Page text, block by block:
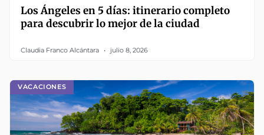
Los Ángeles en 5 días: itinerario completo
para descubrir lo mejor de la ciudad
Claudia Franco Alcántara julio 8, 2026
VACACIONES